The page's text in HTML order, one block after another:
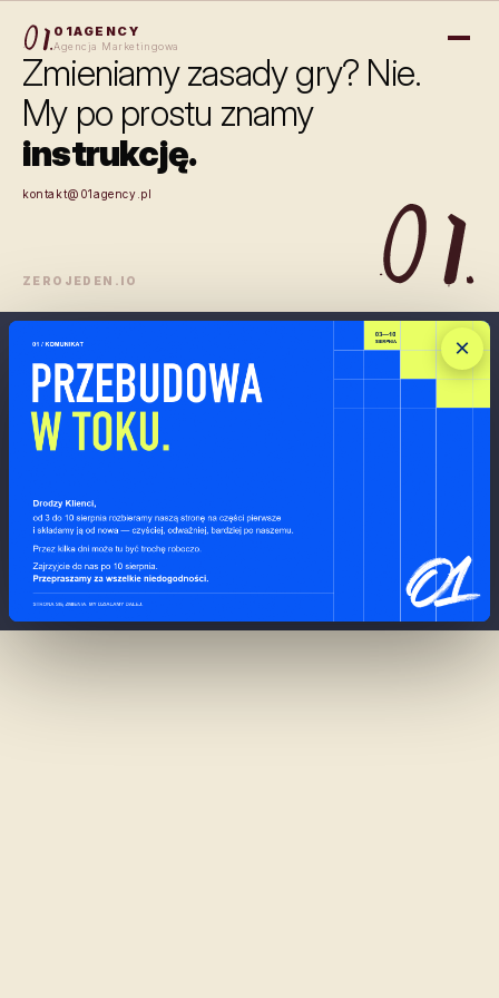
01Agency — Agencja
01AGENCY
Agencja Marketingowa
Zmieniamy zasady gry? Nie.
My po prostu znamy
instrukcję.
kontakt@01agency.pl
ZEROJEDEN.IO
×